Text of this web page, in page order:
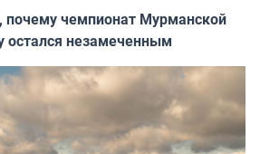
почему чемпионат Мурманской
остался незамеченным